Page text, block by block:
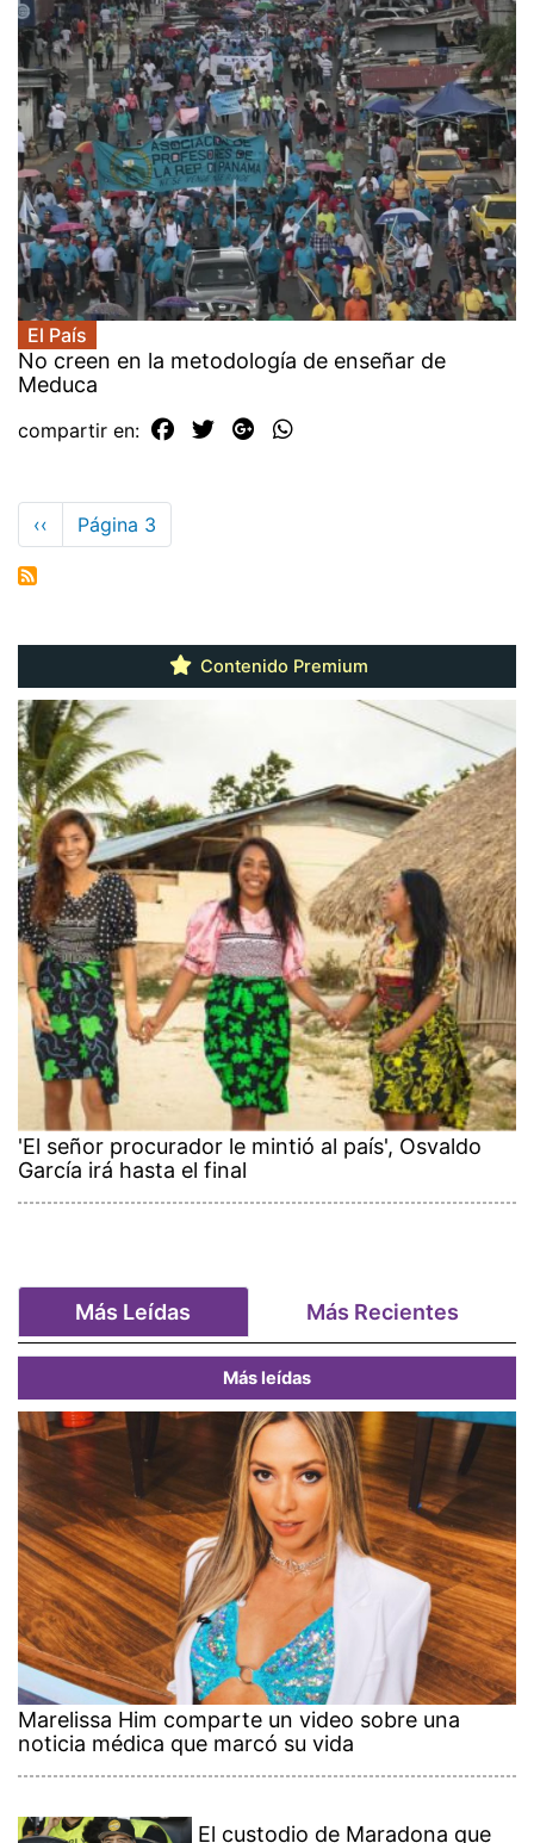
El País
No creen en la metodología de enseñar de
Meduca
compartir en:
Paginación
Página
anterior
‹‹ Página 3
Contenido Premium
'El señor procurador le mintió al país', Osvaldo
García irá hasta el final
Más Leídas Más Recientes
Más leídas
Marelissa Him comparte un video sobre una
noticia médica que marcó su vida
El custodio de Maradona que